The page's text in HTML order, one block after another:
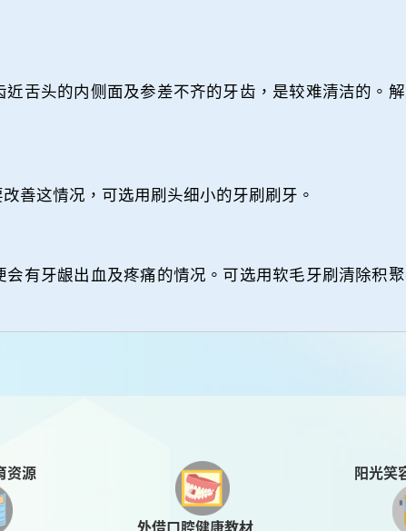
舌头的内侧面及参差不齐的牙齿，是较难清洁的。
善这情况，可选用刷头细小的牙刷刷牙。
有牙龈出血及疼痛的情况。可选用软毛牙刷清除积
资源 阳光笑